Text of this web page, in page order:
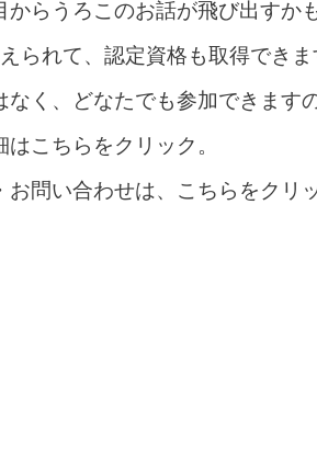
からうろこのお話が飛び出すかも
られて、認定資格も取得できま
なく、どなたでも参加できます
はこちらをクリック。
お問い合わせは、 こちらをクリ